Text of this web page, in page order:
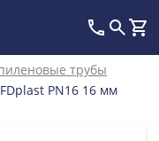
трубы
PN16 16 мм